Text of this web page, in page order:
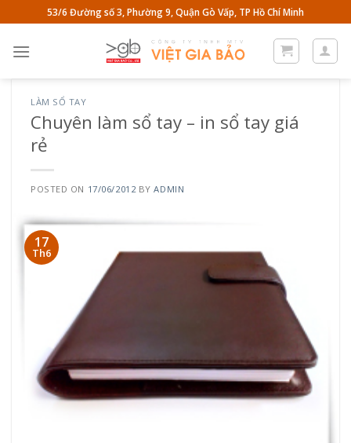
to
content
53/6 Đường số 3, Phường 9, Quận Gò Vấp, TP Hồ Chí Minh
LÀM SỔ TAY
Chuyên làm sổ tay – in sổ tay giá
rẻ
POSTED ON 17/06/2012 BYADMIN
17
Th6